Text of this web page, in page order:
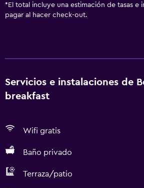
* El total incluye una estimación de tasas e
pagar al hacer check-out.
Servicios e instalaciones de
breakfast
Wifi gratis
Baño privado
Terraza/patio